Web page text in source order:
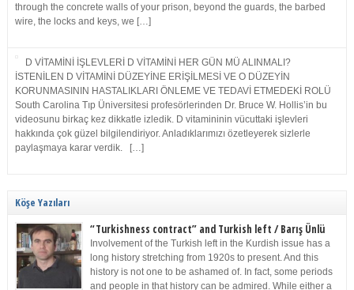
through the concrete walls of your prison, beyond the guards, the barbed
wire, the locks and keys, we […]
D VİTAMİNİ İŞLEVLERİ D VİTAMİNİ HER GÜN MÜ ALINMALI?
İSTENİLEN D VİTAMİNİ DÜZEYİNE ERİŞİLMESİ VE O DÜZEYİN
KORUNMASININ HASTALIKLARI ÖNLEME VE TEDAVİ ETMEDEKİ ROLÜ
South Carolina Tıp Üniversitesi profesörlerinden Dr. Bruce W. Hollis’in bu
videosunu birkaç kez dikkatle izledik. D vitamininin vücuttaki işlevleri
hakkında çok güzel bilgilendiriyor. Anladıklarımızı özetleyerek sizlerle
paylaşmaya karar verdik. […]
Köşe Yazıları
“Turkishness contract” and Turkish left / Barış Ünlü
Involvement of the Turkish left in the Kurdish issue has a
long history stretching from 1920s to present. And this
history is not one to be ashamed of. In fact, some periods
and people in that history can be admired. While either a